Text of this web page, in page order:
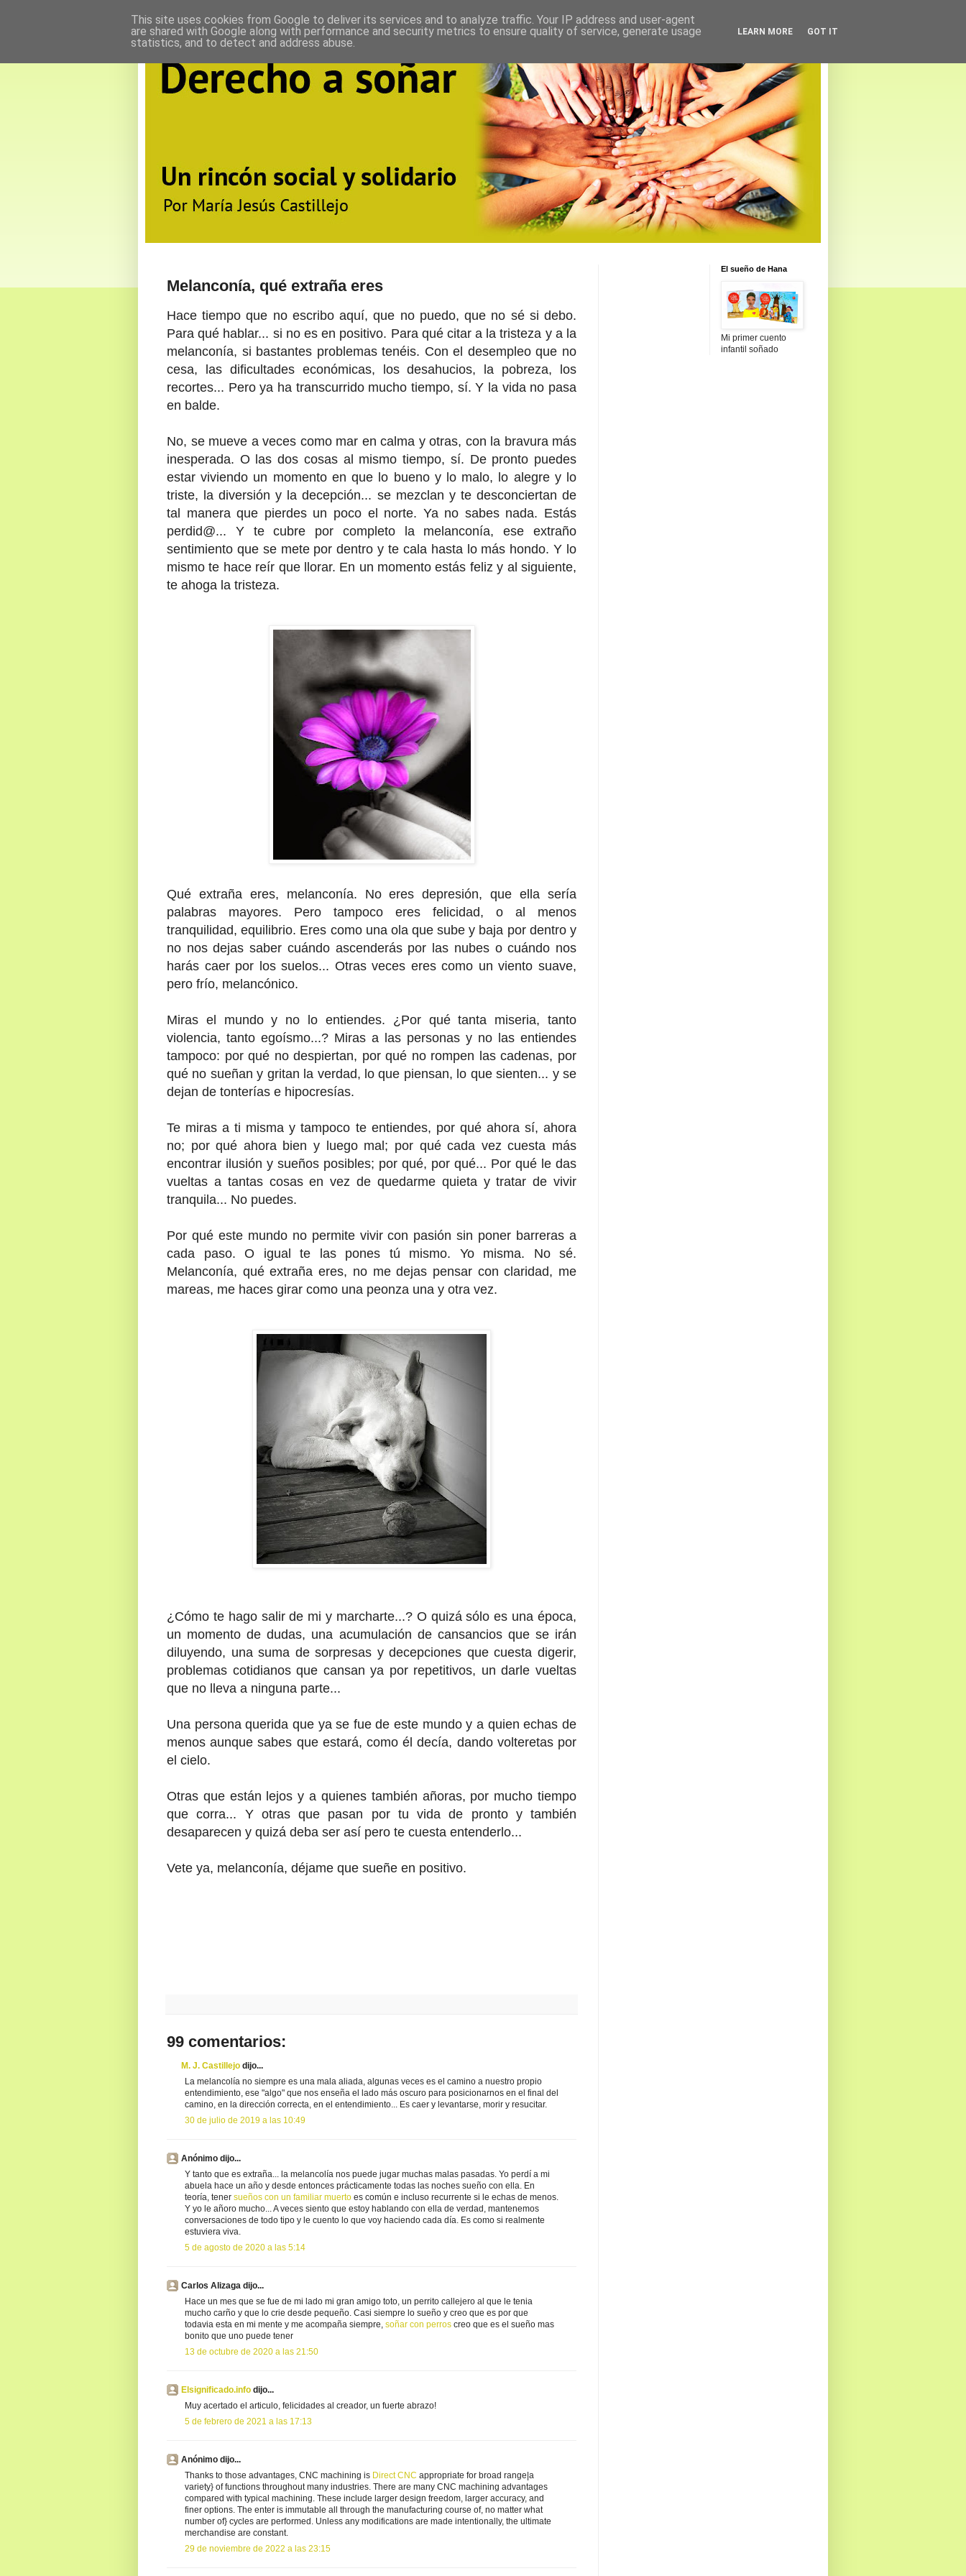
Melanconía, qué extraña eres
Hace tiempo que no escribo aquí, que no puedo, que no sé si debo.
Para qué hablar... si no es en positivo. Para qué citar a la tristeza y a la
melanconía, si bastantes problemas tenéis. Con el desempleo que no
cesa, las dificultades económicas, los desahucios, la pobreza, los
recortes... Pero ya ha transcurrido mucho tiempo, sí. Y la vida no pasa
en balde.
No, se mueve a veces como mar en calma y otras, con la bravura más
inesperada. O las dos cosas al mismo tiempo, sí. De pronto puedes
estar viviendo un momento en que lo bueno y lo malo, lo alegre y lo
triste, la diversión y la decepción... se mezclan y te desconciertan de
tal manera que pierdes un poco el norte. Ya no sabes nada. Estás
perdid@... Y te cubre por completo la melanconía, ese extraño
sentimiento que se mete por dentro y te cala hasta lo más hondo. Y lo
mismo te hace reír que llorar. En un momento estás feliz y al siguiente,
te ahoga la tristeza.
Qué extraña eres, melanconía. No eres depresión, que ella sería
palabras mayores. Pero tampoco eres felicidad, o al menos
tranquilidad, equilibrio. Eres como una ola que sube y baja por dentro y
no nos dejas saber cuándo ascenderás por las nubes o cuándo nos
harás caer por los suelos... Otras veces eres como un viento suave,
pero frío, melancónico.
Miras el mundo y no lo entiendes. ¿Por qué tanta miseria, tanto
violencia, tanto egoísmo...? Miras a las personas y no las entiendes
tampoco: por qué no despiertan, por qué no rompen las cadenas, por
qué no sueñan y gritan la verdad, lo que piensan, lo que sienten... y se
dejan de tonterías e hipocresías.
Te miras a ti misma y tampoco te entiendes, por qué ahora sí, ahora
no; por qué ahora bien y luego mal; por qué cada vez cuesta más
encontrar ilusión y sueños posibles; por qué, por qué... Por qué le das
vueltas a tantas cosas en vez de quedarme quieta y tratar de vivir
tranquila... No puedes.
Por qué este mundo no permite vivir con pasión sin poner barreras a
cada paso. O igual te las pones tú mismo. Yo misma. No sé.
Melanconía, qué extraña eres, no me dejas pensar con claridad, me
mareas, me haces girar como una peonza una y otra vez.
¿Cómo te hago salir de mi y marcharte...? O quizá sólo es una época,
un momento de dudas, una acumulación de cansancios que se irán
diluyendo, una suma de sorpresas y decepciones que cuesta digerir,
problemas cotidianos que cansan ya por repetitivos, un darle vueltas
que no lleva a ninguna parte...
Una persona querida que ya se fue de este mundo y a quien echas de
menos aunque sabes que estará, como él decía, dando volteretas por
el cielo.
Otras que están lejos y a quienes también añoras, por mucho tiempo
que corra... Y otras que pasan por tu vida de pronto y también
desaparecen y quizá deba ser así pero te cuesta entenderlo...
Vete ya, melanconía, déjame que sueñe en positivo.
99 comentarios:
M. J. Castillejo dijo...
La melancolía no siempre es una mala aliada, algunas veces es el camino a nuestro propio
entendimiento, ese "algo" que nos enseña el lado más oscuro para posicionarnos en el final del
camino, en la dirección correcta, en el entendimiento... Es caer y levantarse, morir y resucitar.
30 de julio de 2019 a las 10:49
Anónimo dijo...
Y tanto que es extraña... la melancolía nos puede jugar muchas malas pasadas. Yo perdí a mi
abuela hace un año y desde entonces prácticamente todas las noches sueño con ella. En
teoría, tener sueños con un familiar muerto es común e incluso recurrente si le echas de menos.
Y yo le añoro mucho... A veces siento que estoy hablando con ella de verdad, mantenemos
conversaciones de todo tipo y le cuento lo que voy haciendo cada día. Es como si realmente
estuviera viva.
5 de agosto de 2020 a las 5:14
Carlos Alizaga dijo...
Hace un mes que se fue de mi lado mi gran amigo toto, un perrito callejero al que le tenia
mucho carño y que lo crie desde pequeño. Casi siempre lo sueño y creo que es por que
todavia esta en mi mente y me acompaña siempre, soñar con perros creo que es el sueño mas
bonito que uno puede tener
13 de octubre de 2020 a las 21:50
Elsignificado.info dijo...
Muy acertado el articulo, felicidades al creador, un fuerte abrazo!
5 de febrero de 2021 a las 17:13
Anónimo dijo...
Thanks to those advantages, CNC machining is Direct CNC appropriate for broad range|a
variety} of functions throughout many industries. There are many CNC machining advantages
compared with typical machining. These include larger design freedom, larger accuracy, and
finer options. The enter is immutable all through the manufacturing course of, no matter what
number of} cycles are performed. Unless any modifications are made intentionally, the ultimate
merchandise are constant.
29 de noviembre de 2022 a las 23:15
El sueño de Hana
Mi primer cuento
infantil soñado
This site uses cookies from Google to deliver its services and to analyze traffic. Your IP address and user-agent
are shared with Google along with performance and security metrics to ensure quality of service, generate usage
statistics, and to detect and address abuse.
LEARN MORE GOT IT